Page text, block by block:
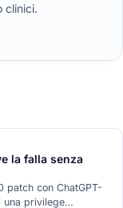
clinici.
la falla senza
con ChatGPT-
una privilege